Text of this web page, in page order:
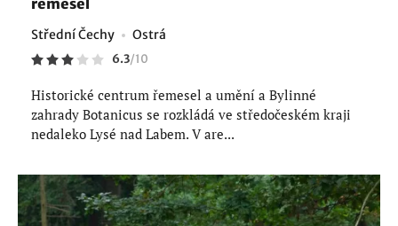
Střední Čechy Ostrá
6.3/10
Historické centrum řemesel a umění a Bylinné
zahrady Botanicus se rozkládá ve středočeském kraji
nedaleko Lysé nad Labem. V are...